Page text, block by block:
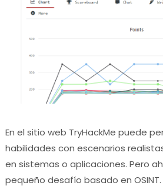
En el sitio web TryHackMe puede
habilidades con escenarios
en sistemas o aplicaciones. Pero
pequeño desafío basado en